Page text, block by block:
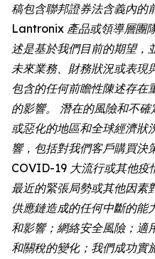
稿包含聯邦證券法含義內的
Lantronix 產品或領導層團
述是基於我們目前的期望，
未來業務、財務狀況或表現
包含的任何前瞻性陳述存在
的影響。 潛在的風險和不
或惡化的地區和全球經濟狀
響，包括對我們客戶購買決
COVID-19 大流行或其他疫
最近的緊張局勢或其他因素
供應鏈造成的任何中斷的能
和影響；網絡安全風險；適
和關稅的變化；我們成功實